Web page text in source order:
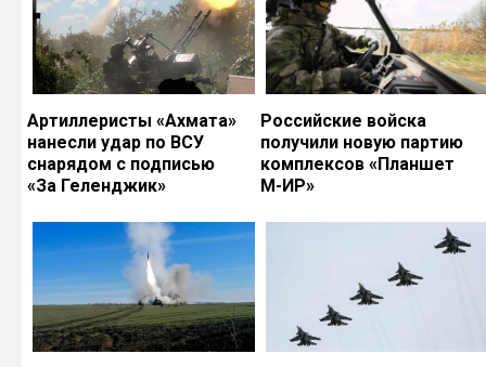
Артиллеристы «Ахмата»
нанесли удар по ВСУ
снарядом с подписью
«За Геленджик»
Российские войска
получили новую партию
комплексов «Планшет
М-ИР»